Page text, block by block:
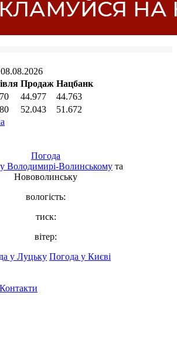
Погода
Володимирі-Волинському та
Нововолинську
вологість:
тиск:
вітер:
у Луцьку Погода у Києві
Контакти